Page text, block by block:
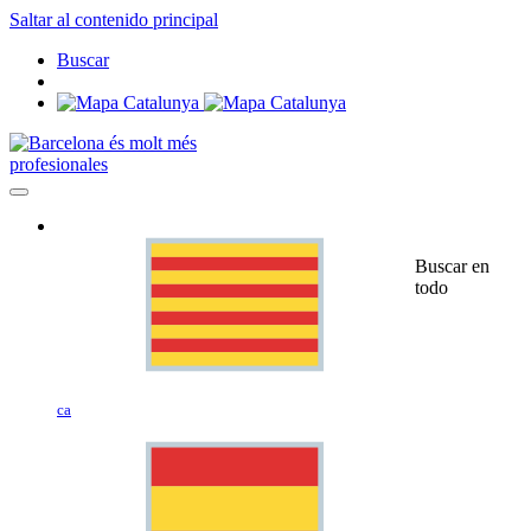
Saltar al contenido principal
Buscar
profesionales
ca
Buscar en
todo